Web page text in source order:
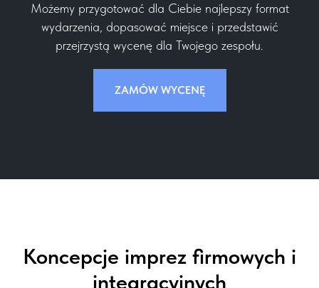
Możemy przygotować dla Ciebie najlepszy format
wydarzenia, dopasować miejsce i przedstawić
przejrzystą wycenę dla Twojego zespołu.
ZAMÓW WYCENĘ
Koncepcje imprez firmowych i
integracyjnych